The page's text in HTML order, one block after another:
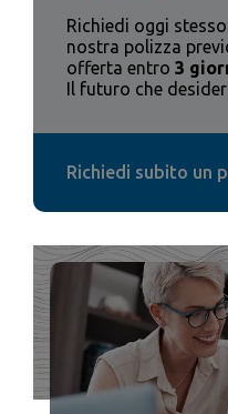
Richiedi oggi
nostra polizza
offerta entro 3
Il futuro che
Richiedi subito un